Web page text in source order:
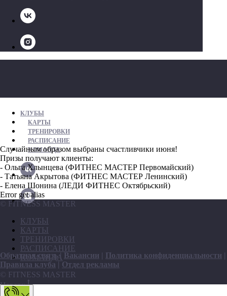
КЛУБЫ
КАРТЫ
ТРЕНИРОВКИ
РАСПИСАНИЕ
КОМАНДА
Случайным образом выбраны счастливчики июня!
Призы получают клиенты:
- Ольга Хлынцева (ФИТНЕС МАСТЕР Первомайский)
- Татьяна Акрытова (ФИТНЕС МАСТЕР Ленинский)
- Елена Шонина (ЛЕДИ ФИТНЕС Октябрьский)
Error get alias
© FITNESS MASTER
КЛУБЫ
КАРТЫ
ТРЕНИРОВКИ
РАСПИСАНИЕ
КОМАНДА
© FITNESS MASTER
Наверх
Обратная связь| Вакансии | Политика конфиденциальности |
Правила клуба | Отдел рекламы